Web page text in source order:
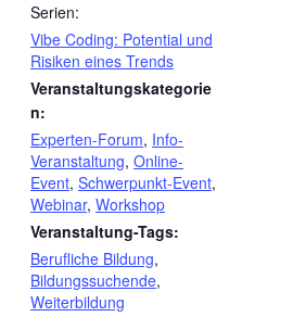
Serien:
Vibe Coding: Potential und
Risiken eines Trends
Veranstaltungskategorie
n:
Experten-Forum, Info-
Veranstaltung, Online-
Event, Schwerpunkt-Event,
Webinar, Workshop
Veranstaltung-Tags:
Berufliche Bildung,
Bildungssuchende,
Weiterbildung